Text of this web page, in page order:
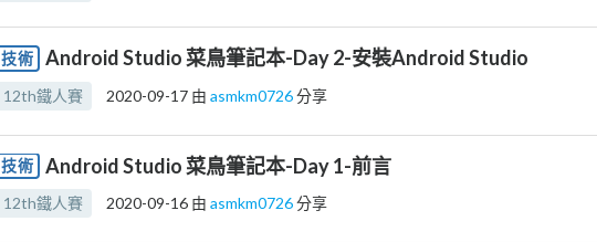
技術 Android Studio 菜鳥筆記本-Day 2-安裝Android Studio
12th鐵人賽 2020-09-17 由 asmkm0726分享
技術 Android Studio 菜鳥筆記本-Day 1-前言
12th鐵人賽 2020-09-16 由 asmkm0726分享